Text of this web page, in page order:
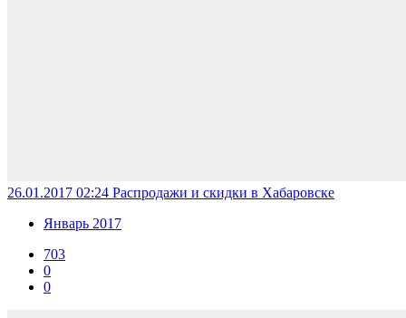
26.01.2017 02:24 Распродажи и скидки в Хабаровске
Январь 2017
703
0
0